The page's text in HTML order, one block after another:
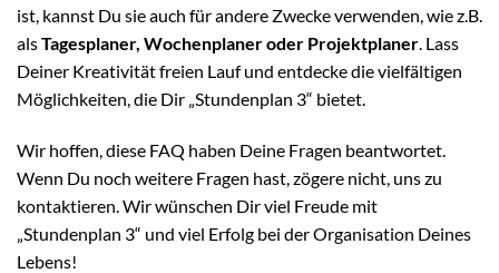
ist, kannst Du sie auch für andere Zwecke verwenden, wie z.B.
alsTagesplaner, Wochenplaner oder Projektplaner. Lass
Deiner Kreativität freien Lauf und entdecke die vielfältigen
Möglichkeiten, die Dir „Stundenplan 3“ bietet.
Wir hoffen, diese FAQ haben Deine Fragen beantwortet.
Wenn Du noch weitere Fragen hast, zögere nicht, uns zu
kontaktieren. Wir wünschen Dir viel Freude mit
„Stundenplan 3“ und viel Erfolg bei der Organisation Deines
Lebens!